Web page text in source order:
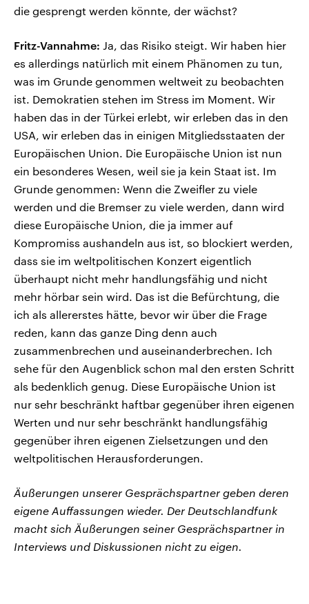
die gesprengt werden könnte, der wächst?
Fritz-Vannahme: Ja, das Risiko steigt. Wir haben hier
es allerdings natürlich mit einem Phänomen zu tun,
was im Grunde genommen weltweit zu beobachten
ist. Demokratien stehen im Stress im Moment. Wir
haben das in der Türkei erlebt, wir erleben das in den
USA, wir erleben das in einigen Mitgliedsstaaten der
Europäischen Union. Die Europäische Union ist nun
ein besonderes Wesen, weil sie ja kein Staat ist. Im
Grunde genommen: Wenn die Zweifler zu viele
werden und die Bremser zu viele werden, dann wird
diese Europäische Union, die ja immer auf
Kompromiss aushandeln aus ist, so blockiert werden,
dass sie im weltpolitischen Konzert eigentlich
überhaupt nicht mehr handlungsfähig und nicht
mehr hörbar sein wird. Das ist die Befürchtung, die
ich als allererstes hätte, bevor wir über die Frage
reden, kann das ganze Ding denn auch
zusammenbrechen und auseinanderbrechen. Ich
sehe für den Augenblick schon mal den ersten Schritt
als bedenklich genug. Diese Europäische Union ist
nur sehr beschränkt haftbar gegenüber ihren eigenen
Werten und nur sehr beschränkt handlungsfähig
gegenüber ihren eigenen Zielsetzungen und den
weltpolitischen Herausforderungen.
Äußerungen unserer Gesprächspartner geben deren
eigene Auffassungen wieder. Der Deutschlandfunk
macht sich Äußerungen seiner Gesprächspartner in
Interviews und Diskussionen nicht zu eigen.